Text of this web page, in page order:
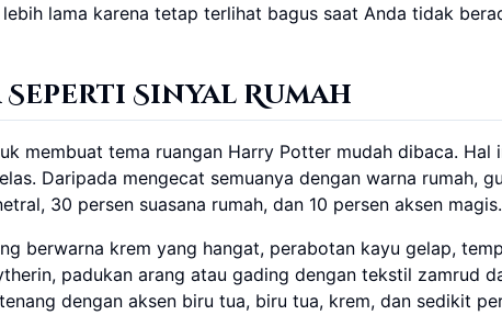
lama karena tetap terlihat bagus saat Anda tidak
Sinyal Rumah
membuat tema ruangan Harry Potter mudah dibaca. Hal
Daripada mengecat semuanya dengan warna rumah,
30 persen suasana rumah, dan 10 persen aksen magis.
berwarna krem ​​​​yang hangat, perabotan kayu gelap,
padukan arang atau gading dengan tekstil zamrud
dengan aksen biru tua, biru tua, krem, dan sedikit